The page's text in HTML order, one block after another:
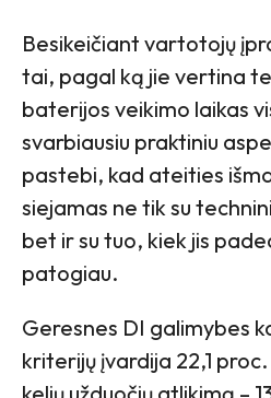
Besikeičiant vartotojų
tai, pagal ką jie vertina
baterijos veikimo laikas
svarbiausiu praktiniu
pastebi, kad ateities
siejamas ne tik su
bet ir su tuo, kiek jis
patogiau.
Geresnes DI galimybes
kriterijų įvardija 22,1